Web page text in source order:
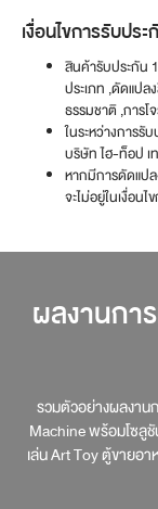
เงื่อนไขการรับปร
สินค้ารับประกัน
ประเภท ,ดัดแป
ธรรมชาติ ,การโ
ในระหว่างการ
บริษัท ไฮ-ท็อป เ
หากมีการดัดแป
จะไม่อยู่ในเงื่อน
ผลงานกา
รวมตัวอย่างผลงา
Machine พร้อมโซลูชั
เล่น Art Toy ตู้ขายอ